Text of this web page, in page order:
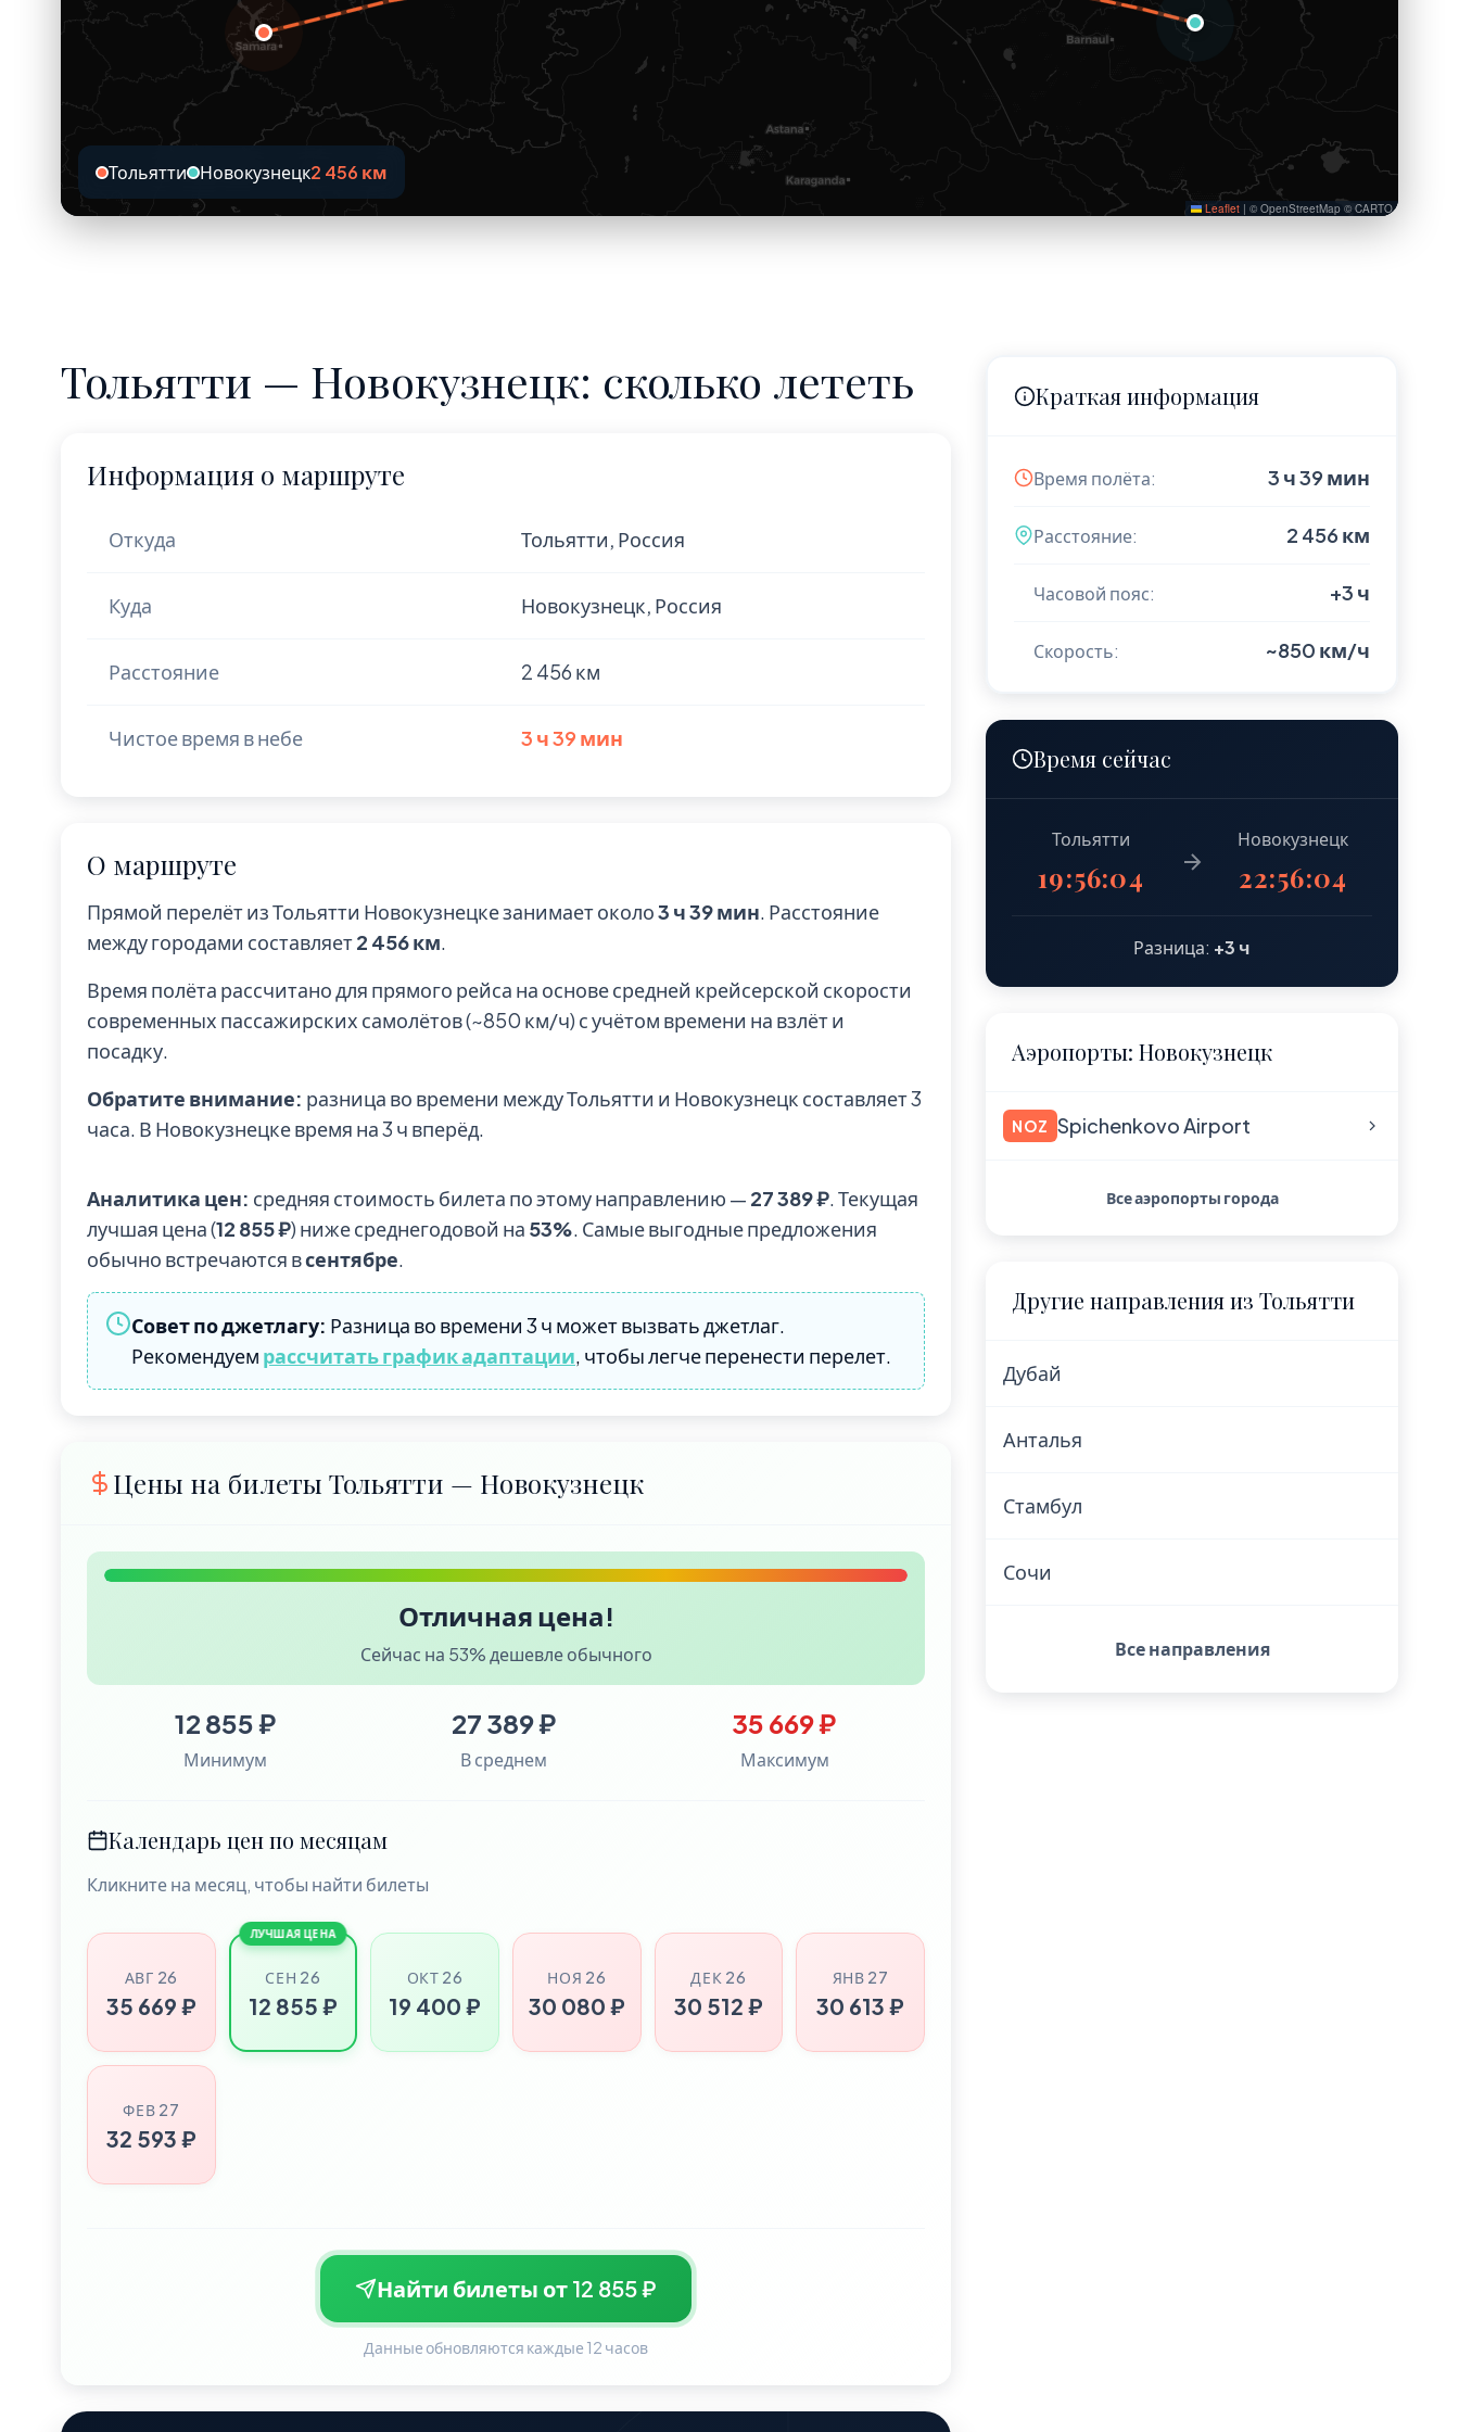
Leaflet | © OpenStreetMap © CARTO
Тольятти Новокузнецк2 456 км
Тольятти — Новокузнецк: сколько лететь
Информация о маршруте
Откуда Тольятти, Россия
Куда Новокузнецк, Россия
Расстояние 2 456 км
Чистое время в небе 3 ч 39 мин
О маршруте
Прямой перелёт из Тольятти Новокузнецке занимает около3 ч 39 мин. Расстояние
между городами составляет2 456 км.
Время полёта рассчитано для прямого рейса на основе средней крейсерской скорости
современных пассажирских самолётов (~850 км/ч) с учётом времени на взлёт и
посадку.
Обратите внимание: разница во времени между Тольятти и Новокузнецк составляет 3
часа. В Новокузнецке время на 3 ч вперёд.
Аналитика цен: средняя стоимость билета по этому направлению — 27 389 ₽. Текущая
лучшая цена (12 855 ₽) ниже среднегодовой на 53%. Самые выгодные предложения
обычно встречаются всентябре.
Совет по джетлагу: Разница во времени 3 ч может вызвать джетлаг.
Рекомендуем рассчитать график адаптации, чтобы легче перенести перелет.
Цены на билеты Тольятти — Новокузнецк
Отличная цена!
Сейчас на 53% дешевле обычного
12 855 ₽
Минимум
27 389 ₽
В среднем
35 669 ₽
Максимум
Календарь цен по месяцам
Кликните на месяц, чтобы найти билеты
АВГ 26
35 669 ₽
ЛУЧШАЯ ЦЕНА
СЕН 26
12 855 ₽
ОКТ 26
19 400 ₽
НОЯ 26
30 080 ₽
ДЕК 26
30 512 ₽
ЯНВ 27
30 613 ₽
ФЕВ 27
32 593 ₽
Найти билеты от 12 855 ₽
Данные обновляются каждые 12 часов
Краткая информация
Время полёта: 3 ч 39 мин
Расстояние: 2 456 км
Часовой пояс: +3 ч
Скорость: ~850 км/ч
Время сейчас
Тольятти
19:56:06
Новокузнецк
22:56:06
Разница: +3 ч
Аэропорты: Новокузнецк
NOZ Spichenkovo Airport
Все аэропорты города
Другие направления из Тольятти
Дубай
Анталья
Стамбул
Сочи
Все направления